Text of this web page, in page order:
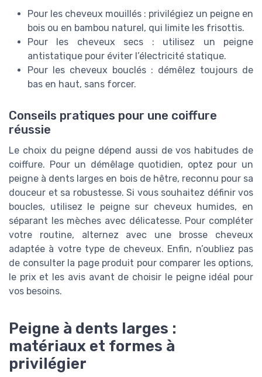
Pour les cheveux mouillés : privilégiez un peigne en
bois ou en bambou naturel, qui limite les frisottis.
Pour les cheveux secs : utilisez un peigne
antistatique pour éviter l’électricité statique.
Pour les cheveux bouclés : démêlez toujours de
bas en haut, sans forcer.
Conseils pratiques pour une coiffure
réussie
Le choix du peigne dépend aussi de vos habitudes de
coiffure. Pour un démêlage quotidien, optez pour un
peigne à dents larges en bois de hêtre, reconnu pour sa
douceur et sa robustesse. Si vous souhaitez définir vos
boucles, utilisez le peigne sur cheveux humides, en
séparant les mèches avec délicatesse. Pour compléter
votre routine, alternez avec une brosse cheveux
adaptée à votre type de cheveux. Enfin, n’oubliez pas
de consulter la page produit pour comparer les options,
le prix et les avis avant de choisir le peigne idéal pour
vos besoins.
Peigne à dents larges :
matériaux et formes à
privilégier